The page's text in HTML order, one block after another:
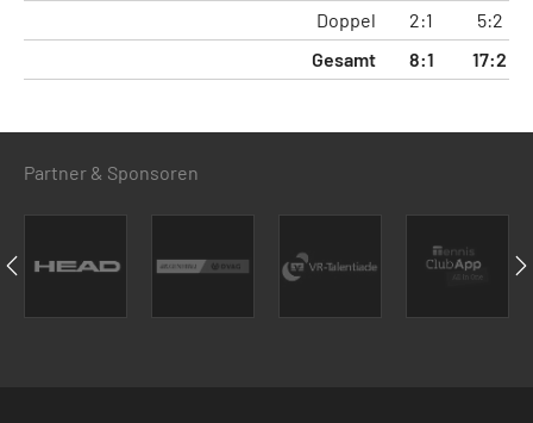
Doppel 2:1 5:2
Gesamt
8:1 17:2
Partner & Sponsoren